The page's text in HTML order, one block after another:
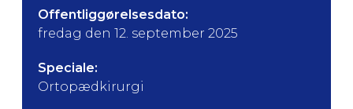
Offentliggørelsesdato:
fredag den 12. september 2025
Speciale:
Ortopædkirurgi